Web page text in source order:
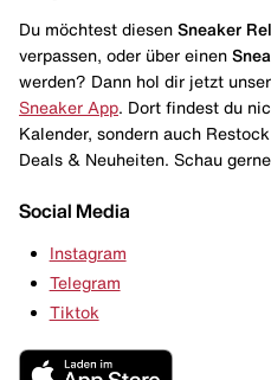
Du möchtest diesen Sneaker
verpassen, oder über einen
werden? Dann hol dir jetzt
Sneaker App. Dort findest du
Kalender, sondern auch
Deals & Neuheiten. Schau
Social Media
Instagram
Telegram
Tiktok